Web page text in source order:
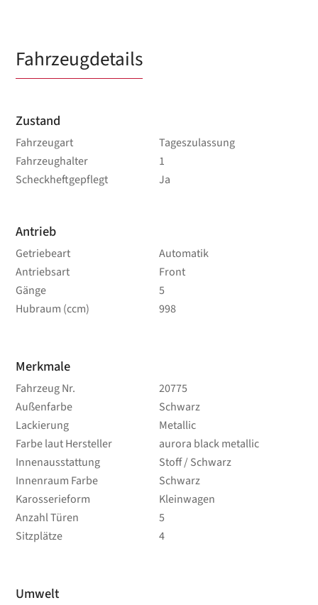
Fahrzeugdetails
Zustand
Fahrzeugart
Tageszulassung
Fahrzeughalter
1
Scheckheftgepflegt
Ja
Antrieb
Getriebeart
Automatik
Antriebsart
Front
Gänge
5
Hubraum (ccm)
998
Merkmale
Fahrzeug Nr.
20775
Außenfarbe
Schwarz
Lackierung
Metallic
Farbe laut Hersteller
aurora black metallic
Innenausstattung
Stoff / Schwarz
Innenraum Farbe
Schwarz
Karosserieform
Kleinwagen
Anzahl Türen
5
Sitzplätze
4
Umwelt